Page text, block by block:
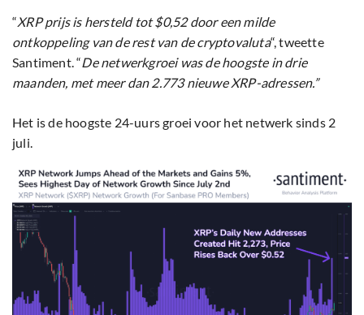
“XRP prijs is hersteld tot $0,52 door een milde
ontkoppeling van de rest van de cryptovaluta“, tweette
Santiment. “De netwerkgroei was de hoogste in drie
maanden, met meer dan 2.773 nieuwe XRP-adressen.”
Het is de hoogste 24-uurs groei voor het netwerk sinds 2
juli.